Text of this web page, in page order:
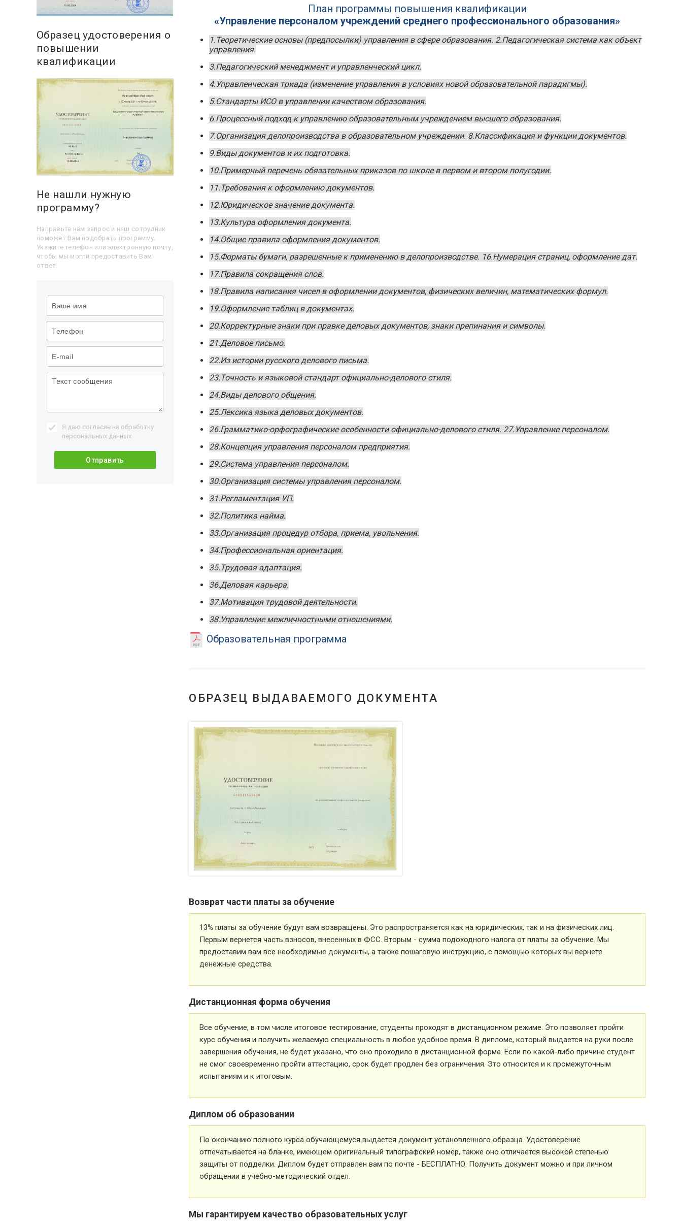
План программы повышения квалификации
«Управление персоналом учреждений среднего профессионального образования»
1.Теоретические основы (предпосылки) управления в сфере образования. 2.Педагогическая система как объект
управления.
3.Педагогический менеджмент и управленческий цикл.
4.Управленческая триада (изменение управления в условиях новой образовательной парадигмы).
5.Стандарты ИСО в управлении качеством образования.
6.Процессный подход к управлению образовательным учреждением высшего образования.
7.Организация делопроизводства в образовательном учреждении. 8.Классификация и функции документов.
9.Виды документов и их подготовка.
10.Примерный перечень обязательных приказов по школе в первом и втором полугодии.
11.Требования к оформлению документов.
12.Юридическое значение документа.
13.Культура оформления документа.
14.Общие правила оформления документов.
15.Форматы бумаги, разрешенные к применению в делопроизводстве. 16.Нумерация страниц, оформление дат.
17.Правила сокращения слов.
18.Правила написания чисел в оформлении документов, физических величин, математических формул.
19.Оформление таблиц в документах.
20.Корректурные знаки при правке деловых документов, знаки препинания и символы.
21.Деловое письмо.
22.Из истории русского делового письма.
23.Точность и языковой стандарт официально-делового стиля.
24.Виды делового общения.
25.Лексика языка деловых документов.
26.Грамматико-орфографические особенности официально-делового стиля. 27.Управление персоналом.
28.Концепция управления персоналом предприятия.
29.Система управления персоналом.
30.Организация системы управления персоналом.
31.Регламентация УП.
32.Политика найма.
33.Организация процедур отбора, приема, увольнения.
34.Профессиональная ориентация.
35.Трудовая адаптация.
36.Деловая карьера.
37.Мотивация трудовой деятельности.
38.Управление межличностными отношениями.
Образовательная программа
ОБРАЗЕЦ ВЫДАВАЕМОГО ДОКУМЕНТА
Возврат части платы за обучение
13% платы за обучение будут вам возвращены. Это распространяется как на юридических, так и на физических лиц.
Первым вернется часть взносов, внесенных в ФСС. Вторым - сумма подоходного налога от платы за обучение. Мы
предоставим вам все необходимые документы, а также пошаговую инструкцию, с помощью которых вы вернете
денежные средства.
Дистанционная форма обучения
Все обучение, в том числе итоговое тестирование, студенты проходят в дистанционном режиме. Это позволяет пройти
курс обучения и получить желаемую специальность в любое удобное время. В дипломе, который выдается на руки после
завершения обучения, не будет указано, что оно проходило в дистанционной форме. Если по какой-либо причине студент
не смог своевременно пройти аттестацию, срок будет продлен без ограничения. Это относится и к промежуточным
испытаниям и к итоговым.
Диплом об образовании
По окончанию полного курса обучающемуся выдается документ установленного образца. Удостоверение
отпечатывается на бланке, имеющем оригинальный типографский номер, также оно отличается высокой степенью
защиты от подделки. Диплом будет отправлен вам по почте - БЕСПЛАТНО. Получить документ можно и при личном
обращении в учебно-методический отдел.
Мы гарантируем качество образовательных услуг
Образец удостоверения о
повышении
квалификации
Не нашли нужную
программу?
Направьте нам запрос и наш сотрудник
поможет Вам подобрать программу.
Укажите телефон или электронную почту,
чтобы мы могли предоставить Вам
ответ.
Я даю согласие на обработку
персональных данных